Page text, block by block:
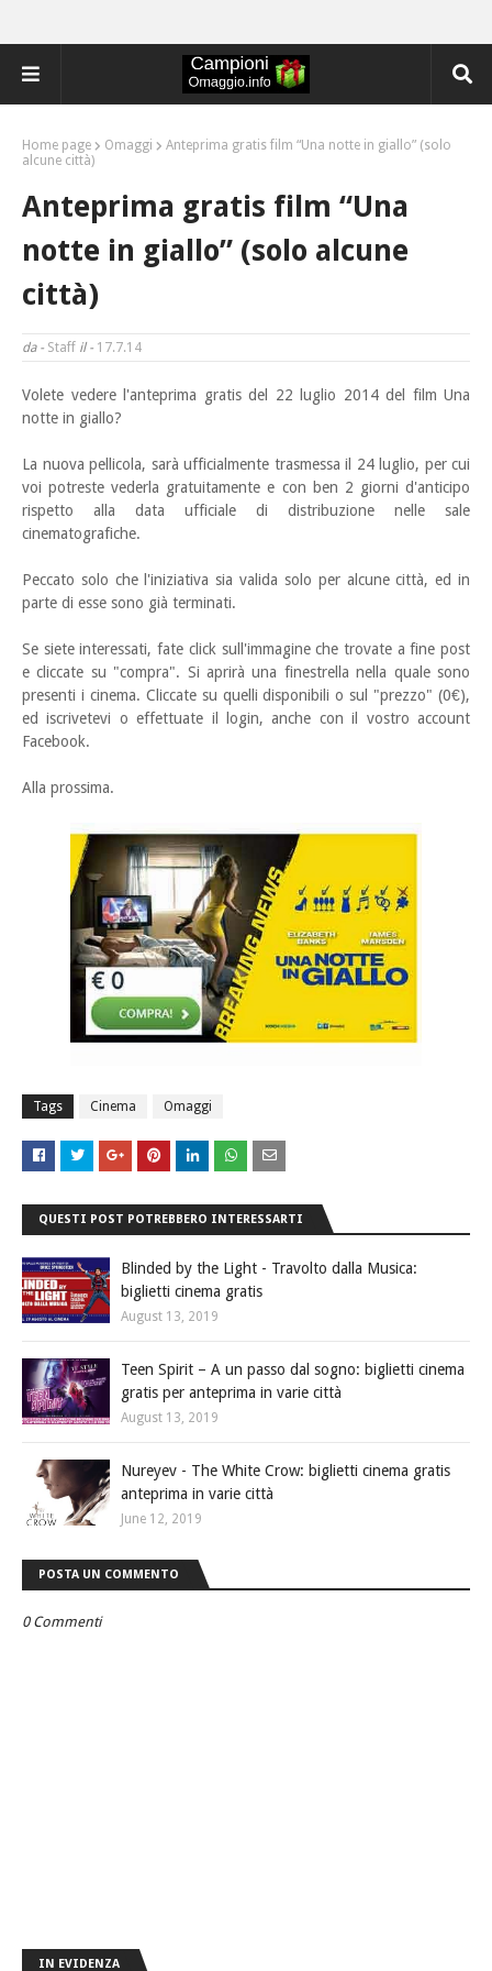
Home page Omaggi
Anteprima gratis film “Una notte in giallo” (solo
alcune città)
Anteprima gratis film “Una
notte in giallo” (solo alcune
città)
da - Staff il - 17.7.14
Volete vedere l'anteprima gratis del 22 luglio 2014 del film Una
notte in giallo?
La nuova pellicola, sarà ufficialmente trasmessa il 24 luglio, per cui
voi potreste vederla gratuitamente e con ben 2 giorni d'anticipo
rispetto alla data ufficiale di distribuzione nelle sale
cinematografiche.
Peccato solo che l'iniziativa sia valida solo per alcune città, ed in
parte di esse sono già terminati.
Se siete interessati, fate click sull'immagine che trovate a fine post
e cliccate su "compra". Si aprirà una finestrella nella quale sono
presenti i cinema. Cliccate su quelli disponibili o sul "prezzo" (0€),
ed iscrivetevi o effettuate il login, anche con il vostro account
Facebook.
Alla prossima.
Tags Cinema Omaggi
QUESTI POST POTREBBERO INTERESSARTI
Blinded by the Light - Travolto dalla Musica:
biglietti cinema gratis
August 13, 2019
Teen Spirit – A un passo dal sogno: biglietti cinema
gratis per anteprima in varie città
August 13, 2019
Nureyev - The White Crow: biglietti cinema gratis
anteprima in varie città
June 12, 2019
POSTA UN COMMENTO
0 Commenti
IN EVIDENZA